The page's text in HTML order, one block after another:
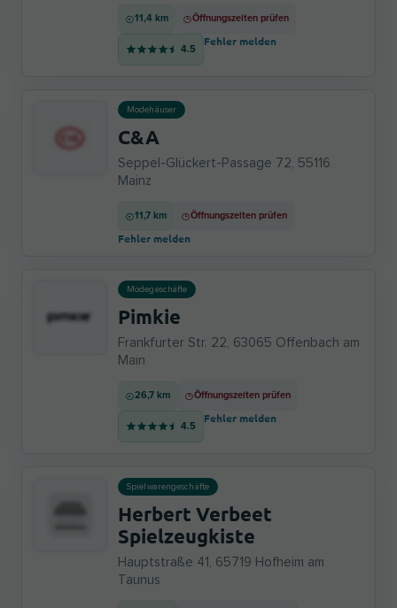
11,4 km Öffnungszeiten prüfen
4.5
Fehler melden
Modehäuser
C&A
Seppel-Glückert-Passage 72, 55116
Mainz
11,7 km Öffnungszeiten prüfen
Fehler melden
Modegeschäfte
Pimkie
Frankfurter Str. 22, 63065 Offenbach am
Main
26,7 km Öffnungszeiten prüfen
4.5
Fehler melden
Spielwarengeschäfte
Herbert Verbeet
Spielzeugkiste
Hauptstraße 41, 65719 Hofheim am
Taunus